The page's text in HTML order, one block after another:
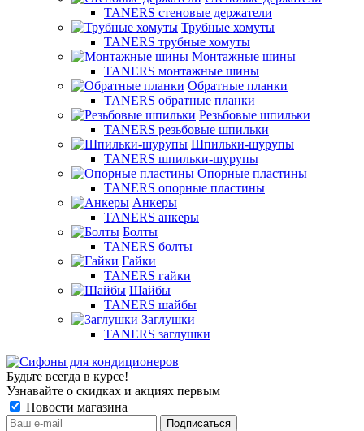
TANERS стеновые держатели
Трубные хомуты
TANERS трубные хомуты
Монтажные шины
TANERS монтажные шины
Обратные планки
TANERS обратные планки
Резьбовые шпильки
TANERS резьбовые шпильки
Шпильки-шурупы
TANERS шпильки-шурупы
Опорные пластины
TANERS опорные пластины
Анкеры
TANERS анкеры
Болты
TANERS болты
Гайки
TANERS гайки
Шайбы
TANERS шайбы
Заглушки
TANERS заглушки
Будьте всегда в курсе!
Узнавайте о скидках и акциях первым
Новости магазина